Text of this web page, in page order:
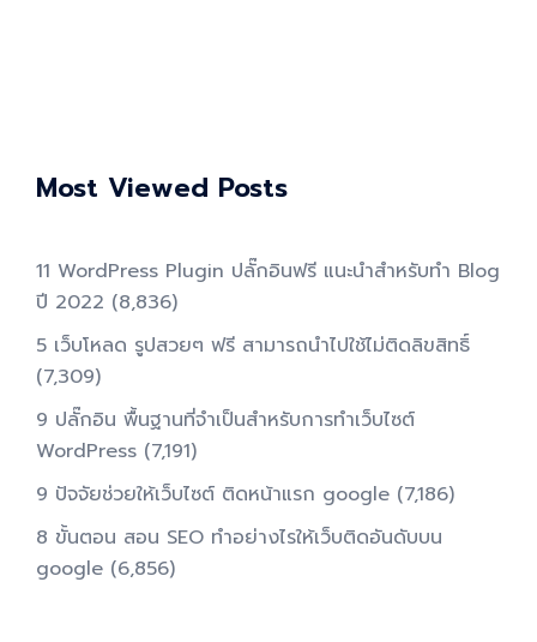
Most Viewed Posts
11 WordPress Plugin ปลั๊กอินฟรี แนะนำสำหรับทำ Blog
ปี 2022 (8,836)
5 เว็บโหลด รูปสวยๆ ฟรี สามารถนำไปใช้ไม่ติดลิขสิทธิ์
(7,309)
9 ปลั๊กอิน พื้นฐานที่จำเป็นสำหรับการทําเว็บไซต์
WordPress (7,191)
9 ปัจจัยช่วยให้เว็บไซต์ ติดหน้าแรก google (7,186)
8 ขั้นตอน สอน SEO ทําอย่างไรให้เว็บติดอันดับบน
google (6,856)